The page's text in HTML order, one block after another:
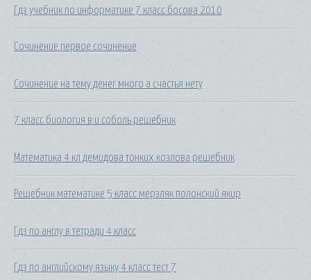
Гдз учебник по информатике 7 класс босова 2010
Сочинение первое сочинение
Сочинение на тему денег много а счастья нету
7 класс биология в и соболь решебник
Математика 4 кл демидова тонких козлова решебник
Решебник математике 5 класс мерзляк полонский якир
Гдз по англу в тетради 4 класс
Гдз по английскому языку 4 класс тест 7